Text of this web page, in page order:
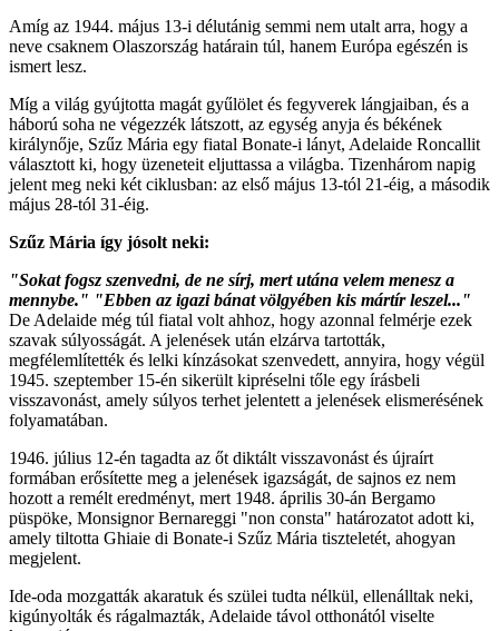
Amíg az 1944. május 13-i délutánig semmi nem utalt arra, hogy a
neve csaknem Olaszország határain túl, hanem Európa egészén is
ismert lesz.
Míg a világ gyújtotta magát gyűlölet és fegyverek lángjaiban, és a
háború soha ne végezzék látszott, az egység anyja és békének
királynője, Szűz Mária egy fiatal Bonate-i lányt, Adelaide Roncallit
választott ki, hogy üzeneteit eljuttassa a világba. Tizenhárom napig
jelent meg neki két ciklusban: az első május 13-tól 21-éig, a második
május 28-tól 31-éig.
Szűz Mária így jósolt neki:
"Sokat fogsz szenvedni, de ne sírj, mert utána velem menesz a
mennybe." "Ebben az igazi bánat völgyében kis mártír leszel..."
De Adelaide még túl fiatal volt ahhoz, hogy azonnal felmérje ezek
szavak súlyosságát. A jelenések után elzárva tartották,
megfélemlítették és lelki kínzásokat szenvedett, annyira, hogy végül
1945. szeptember 15-én sikerült kipréselni tőle egy írásbeli
visszavonást, amely súlyos terhet jelentett a jelenések elismerésének
folyamatában.
1946. július 12-én tagadta az őt diktált visszavonást és újraírt
formában erősítette meg a jelenések igazságát, de sajnos ez nem
hozott a remélt eredményt, mert 1948. április 30-án Bergamo
püspöke, Monsignor Bernareggi "non consta" határozatot adott ki,
amely tiltotta Ghiaie di Bonate-i Szűz Mária tiszteletét, ahogyan
megjelent.
Ide-oda mozgatták akaratuk és szülei tudta nélkül, ellenálltak neki,
kigúnyolták és rágalmazták, Adelaide távol otthonától viselte